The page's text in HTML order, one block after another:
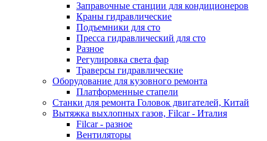
Заправочные станции для кондиционеров
Краны гидравлические
Подъемники для сто
Пресса гидравлический для сто
Разное
Регулировка света фар
Траверсы гидравлические
Оборудование для кузовного ремонта
Платформенные стапели
Станки для ремонта Головок двигателей, Китай
Вытяжка выхлопных газов, Filcar - Италия
Filcar - разное
Вентиляторы